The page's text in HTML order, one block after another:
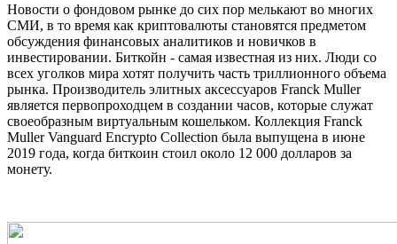
Новости о фондовом рынке до сих пор мелькают во многих
СМИ, в то время как криптовалюты становятся предметом
обсуждения финансовых аналитиков и новичков в
инвестировании. Биткойн - самая известная из них. Люди со
всех уголков мира хотят получить часть триллионного объема
рынка. Производитель элитных аксессуаров Franck Muller
является первопроходцем в создании часов, которые служат
своеобразным виртуальным кошельком. Коллекция Franck
Muller Vanguard Encrypto Collection была выпущена в июне
2019 года, когда биткоин стоил около 12 000 долларов за
монету.